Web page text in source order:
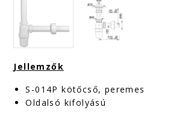
Jellemzők
S-014P kötőcső, peremes
Oldalsó kifolyású